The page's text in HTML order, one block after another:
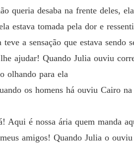
queria desaba na frente deles,
estava tomada pela dor e
a sensação que estava sendo
ajudar! Quando Julia ouviu
olhando para ela
os homens há ouviu Cairo na
Aqui é nossa ária quem manda
amigos! Quando Julia o